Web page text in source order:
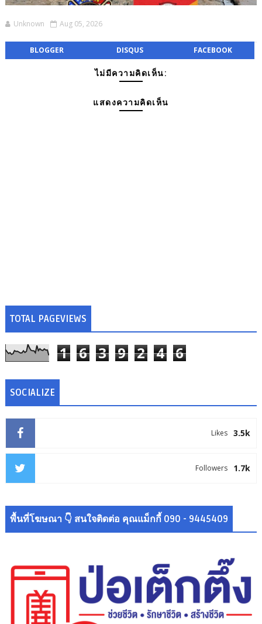
Unknown Aug 05, 2026
BLOGGER DISQUS FACEBOOK
ไม่มีความคิดเห็น:
แสดงความคิดเห็น
TOTAL PAGEVIEWS
1 6 3 9 2 4 6
SOCIALIZE
3.5k
Likes
1.7k
Followers
พื้นที่โฆษณา 👇 สนใจติดต่อ คุณแม็กกี้ 090 - 9445409